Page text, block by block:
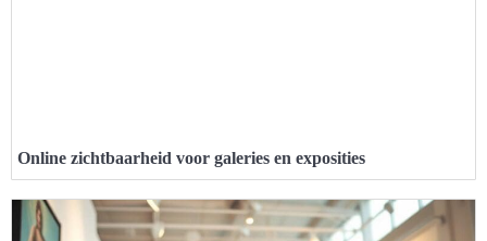
Online zichtbaarheid voor galeries en exposities